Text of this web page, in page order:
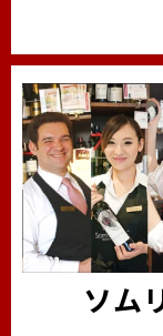
ソム